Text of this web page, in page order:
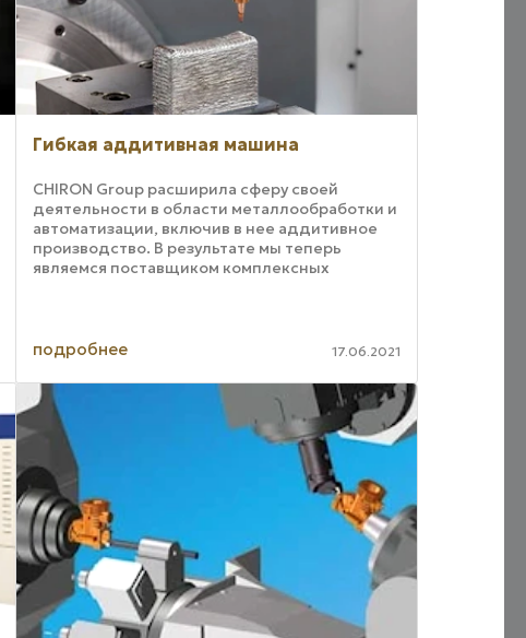
Гибкая аддитивная машина
CHIRON Group расширила сферу своей
деятельности в области металлообработки и
автоматизации, включив в нее аддитивное
производство. В результате мы теперь
являемся поставщиком комплексных
подробнее 17.06.2021